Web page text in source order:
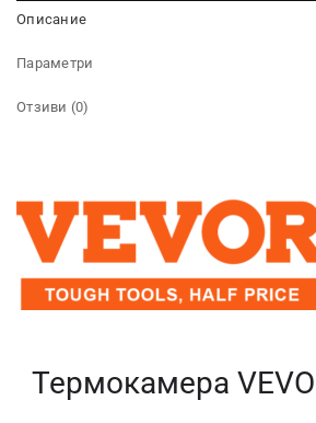
Описание
Параметри
Отзиви (0)
Термокамера